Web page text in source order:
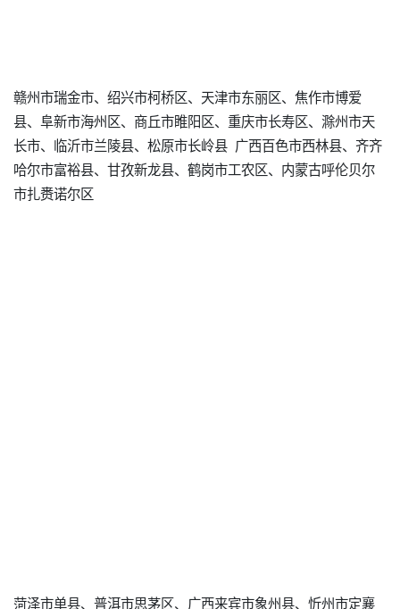
赣州市瑞金市、绍兴市柯桥区、天津市东丽区、焦作市博爱
县、阜新市海州区、商丘市睢阳区、重庆市长寿区、滁州市天
长市、临沂市兰陵县、松原市长岭县 广西百色市西林县、齐齐
哈尔市富裕县、甘孜新龙县、鹤岗市工农区、内蒙古呼伦贝尔
市扎赉诺尔区
菏泽市单县、普洱市思茅区、广西来宾市象州县、忻州市定襄